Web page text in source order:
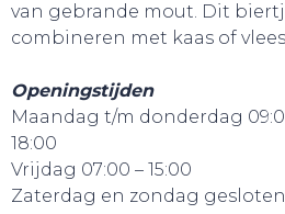
van gebrande mout. Dit
combineren met kaas of
Openingstijden
Maandag t/m donderdag
18:00
Vrijdag 07:00 – 15:00
Zaterdag en zondag gesloten